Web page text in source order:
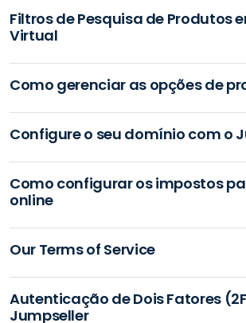
Filtros de Pesquisa de Produtos
Virtual
Como gerenciar as opções de
Configure o seu domínio com o
Como configurar os impostos
online
Our Terms of Service
Autenticação de Dois Fatores
Jumpseller